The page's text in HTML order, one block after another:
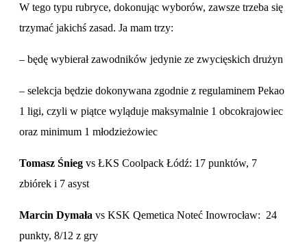
W tego typu rubryce, dokonując wyborów, zawsze trzeba się
trzymać jakichś zasad. Ja mam trzy:
– będę wybierał zawodników jedynie ze zwycięskich drużyn
– selekcja będzie dokonywana zgodnie z regulaminem Pekao
1 ligi, czyli w piątce wyląduje maksymalnie 1 obcokrajowiec
oraz minimum 1 młodzieżowiec
Tomasz Śnieg vs ŁKS Coolpack Łódź: 17 punktów, 7
zbiórek i 7 asyst
Marcin Dymała vs KSK Qemetica Noteć Inowrocław: 24
punkty, 8/12 z gry